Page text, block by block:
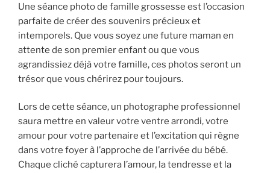
Une séance photo de famille grossesse est l’occasion
parfaite de créer des souvenirs précieux et
intemporels. Que vous soyez une future maman en
attente de son premier enfant ou que vous
agrandissiez déjà votre famille, ces photos seront un
trésor que vous chérirez pour toujours.
Lors de cette séance, un photographe professionnel
saura mettre en valeur votre ventre arrondi, votre
amour pour votre partenaire et l’excitation qui règne
dans votre foyer à l’approche de l’arrivée du bébé.
Chaque cliché capturera l’amour, la tendresse et la